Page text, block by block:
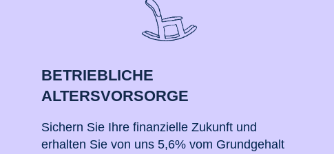
BETRIEBLICHE
ALTERSVORSORGE
Sichern Sie Ihre finanzielle Zukunft und
erhalten Sie von uns 5,6% vom Grundgehalt